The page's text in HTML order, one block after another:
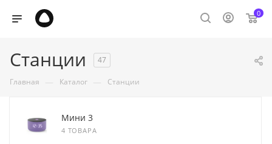
0
Станции 47
Главная — Каталог — Станции
Мини 3
4 ТОВАРА